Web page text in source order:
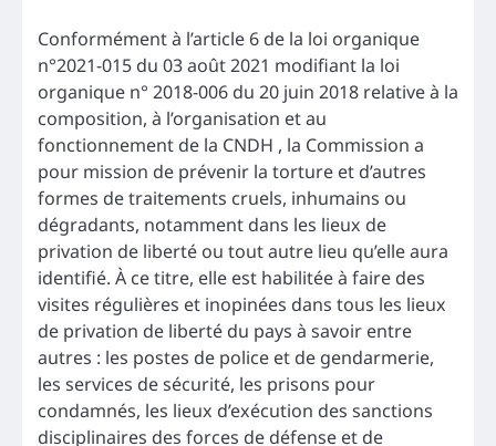
Conformément à l’article 6 de la loi organique
n°2021-015 du 03 août 2021 modifiant la loi
organique n° 2018-006 du 20 juin 2018 relative à la
composition, à l’organisation et au
fonctionnement de la CNDH , la Commission a
pour mission de prévenir la torture et d’autres
formes de traitements cruels, inhumains ou
dégradants, notamment dans les lieux de
privation de liberté ou tout autre lieu qu’elle aura
identifié. À ce titre, elle est habilitée à faire des
visites régulières et inopinées dans tous les lieux
de privation de liberté du pays à savoir entre
autres : les postes de police et de gendarmerie,
les services de sécurité, les prisons pour
condamnés, les lieux d’exécution des sanctions
disciplinaires des forces de défense et de